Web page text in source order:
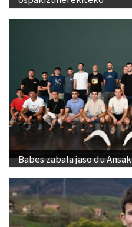
Babes zabala jaso du Ansak